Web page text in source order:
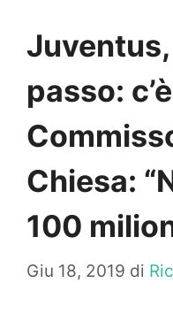
passo:
Chiesa:
100
Giu 18, 2019 di